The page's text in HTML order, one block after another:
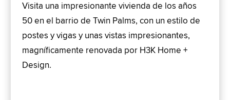
Visita una impresionante vivienda de los años
50 en el barrio de Twin Palms, con un estilo de
postes y vigas y unas vistas impresionantes,
magníficamente renovada por H3K Home +
Design.